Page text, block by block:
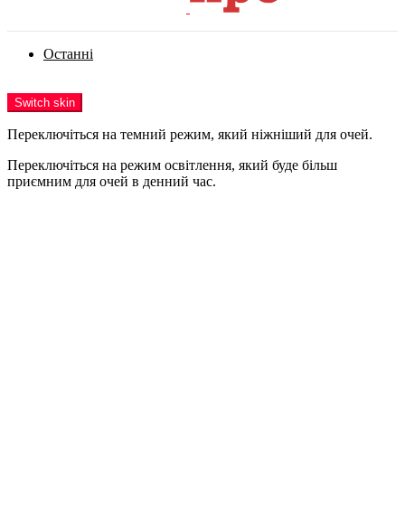
Останні
Switch skin
Переключіться на темний режим, який ніжніший для очей.
Переключіться на режим освітлення, який буде більш
приємним для очей в денний час.